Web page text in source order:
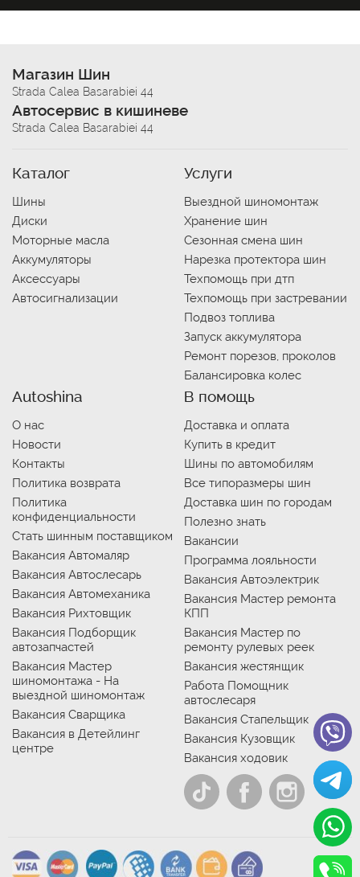
Магазин Шин
Strada Calea Basarabiei 44
Автосервис в кишиневе
Strada Calea Basarabiei 44
Каталог
Шины
Диски
Моторные масла
Аккумуляторы
Аксессуары
Автосигнализации
Услуги
Выездной шиномонтаж
Хранение шин
Сезонная смена шин
Нарезка протектора шин
Техпомощь при дтп
Техпомощь при застревании
Подвоз топлива
Запуск аккумулятора
Ремонт порезов, проколов
Балансировка колес
Autoshina
О нас
Новости
Контакты
Политика возврата
Политика
конфиденциальности
Стать шинным поставщиком
Вакансия Автомаляр
Вакансия Автослесарь
Вакансия Автомеханика
Вакансия Рихтовщик
Вакансия Подборщик
автозапчастей
Вакансия Мастер
шиномонтажа - На
выездной шиномонтаж
Вакансия Сварщика
Вакансия в Детейлинг
центре
В помощь
Доставка и оплата
Купить в кредит
Шины по автомобилям
Все типоразмеры шин
Доставка шин по городам
Полезно знать
Вакансии
Программа лояльности
Вакансия Автоэлектрик
Вакансия Мастер ремонта
КПП
Вакансия Мастер по
ремонту рулевых реек
Вакансия жестянщик
Работа Помощник
автослесаря
Вакансия Стапельщик
Вакансия Кузовщик
Вакансия ходовик